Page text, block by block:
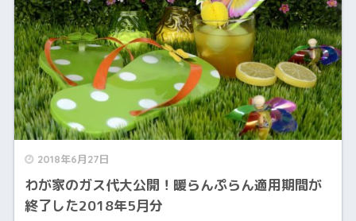
2018年6月27日
わが家のガス代大公開！暖らんぷらん適用期間が
終了した2018年5月分